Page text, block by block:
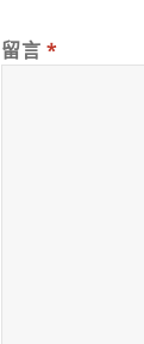
留言*